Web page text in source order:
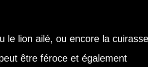
le lion ailé, ou encore la
être féroce et également